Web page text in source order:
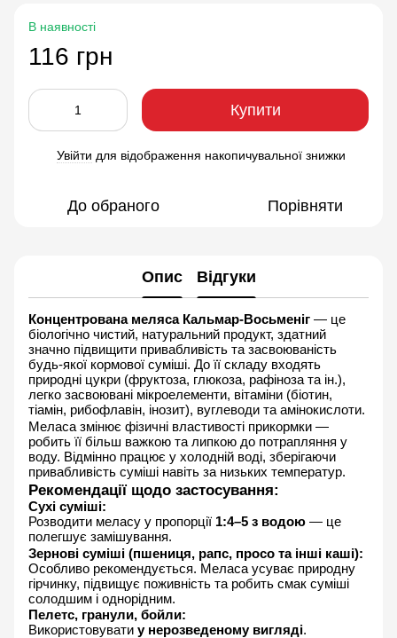
В наявності
116 грн
Купити
Увійти для відображення накопичувальної знижки
До обраного Порівняти
Опис Відгуки
Концентрована меляса Кальмар-Восьменіг — це
біологічно чистий, натуральний продукт, здатний
значно підвищити привабливість та засвоюваність
будь-якої кормової суміші. До її складу входять
природні цукри (фруктоза, глюкоза, рафіноза та ін.),
легко засвоювані мікроелементи, вітаміни (біотин,
тіамін, рибофлавін, інозит), вуглеводи та амінокислоти.
Меласа змінює фізичні властивості прикормки —
робить її більш важкою та липкою до потрапляння у
воду. Відмінно працює у холодній воді, зберігаючи
привабливість суміші навіть за низьких температур.
Рекомендації щодо застосування:
Сухі суміші:
Розводити меласу у пропорції 1:4–5 з водою — це
полегшує замішування.
Зернові суміші (пшениця, рапс, просо та інші каші):
Особливо рекомендується. Меласа усуває природну
гірчинку, підвищує поживність та робить смак суміші
солодшим і однорідним.
Пелетс, гранули, бойли:
Використовувати у нерозведеному вигляді.